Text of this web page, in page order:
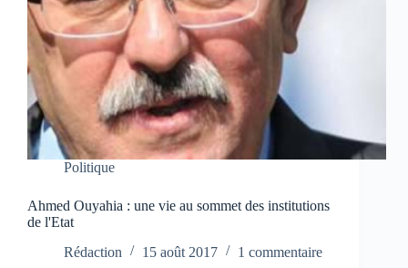
Politique
Ahmed Ouyahia : une vie au sommet des institutions
de l'Etat
Rédaction
15 août 2017 1 commentaire